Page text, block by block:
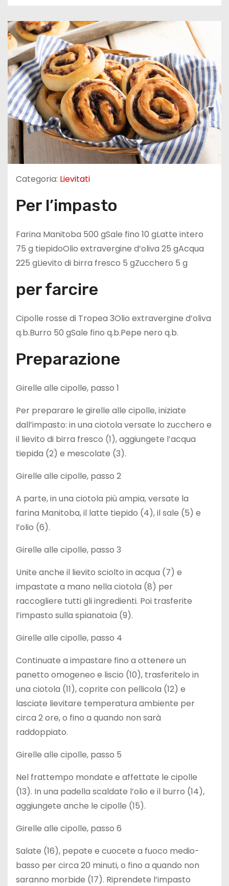
Categoria: Lievitati
Per l’impasto
Farina Manitoba 500 gSale fino 10 gLatte intero
75 g tiepidoOlio extravergine d’oliva 25 gAcqua
225 gLievito di birra fresco 5 gZucchero 5 g
per farcire
Cipolle rosse di Tropea 3Olio extravergine d’oliva
q.b.Burro 50 gSale fino q.b.Pepe nero q.b.
Preparazione
Girelle alle cipolle, passo 1
Per preparare le girelle alle cipolle, iniziate
dall’impasto: in una ciotola versate lo zucchero e
il lievito di birra fresco (1), aggiungete l’acqua
tiepida (2) e mescolate (3).
Girelle alle cipolle, passo 2
A parte, in una ciotola più ampia, versate la
farina Manitoba, il latte tiepido (4), il sale (5) e
l’olio (6).
Girelle alle cipolle, passo 3
Unite anche il lievito sciolto in acqua (7) e
impastate a mano nella ciotola (8) per
raccogliere tutti gli ingredienti. Poi trasferite
l’impasto sulla spianatoia (9).
Girelle alle cipolle, passo 4
Continuate a impastare fino a ottenere un
panetto omogeneo e liscio (10), trasferitelo in
una ciotola (11), coprite con pellicola (12) e
lasciate lievitare temperatura ambiente per
circa 2 ore, o fino a quando non sarà
raddoppiato.
Girelle alle cipolle, passo 5
Nel frattempo mondate e affettate le cipolle
(13). In una padella scaldate l’olio e il burro (14),
aggiungete anche le cipolle (15).
Girelle alle cipolle, passo 6
Salate (16), pepate e cuocete a fuoco medio-
basso per circa 20 minuti, o fino a quando non
saranno morbide (17). Riprendete l’impasto